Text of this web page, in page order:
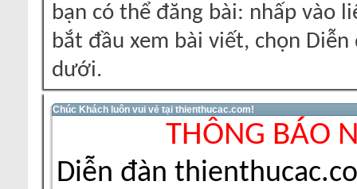
bạn có thể đăng bài: nhấp vào
bắt đầu xem bài viết, chọn
dưới.
Chúc Khách luôn vui vẻ tại thienthucac.com!
THÔNG BÁO
Diễn đàn